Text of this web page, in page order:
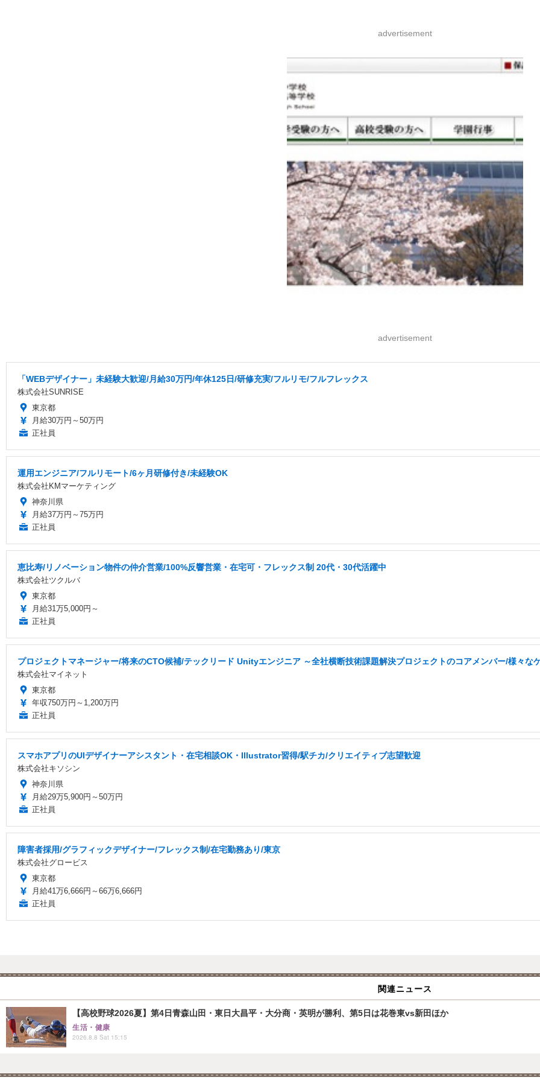
advertisement
advertisement
「WEBデザイナー」未経験大歓迎/月給30万円/年休125日/研修充実/フルリモ/フルフレックス
株式会社SUNRISE
東京都
月給30万円～50万円
正社員
運用エンジニア/フルリモート/6ヶ月研修付き/未経験OK
株式会社KMマーケティング
神奈川県
月給37万円～75万円
正社員
恵比寿/リノベーション物件の仲介営業/100%反響営業・在宅可・フレックス制 20代・30代活躍中
株式会社ツクルバ
東京都
月給31万5,000円～
正社員
プロジェクトマネージャー/将来のCTO候補/テックリード Unityエンジニア ～全社横断技術課題解決プロジェクトのコアメンバー/様々な
株式会社マイネット
東京都
年収750万円～1,200万円
正社員
スマホアプリのUIデザイナーアシスタント・在宅相談OK・Illustrator習得/駅チカ/クリエイティブ志望歓迎
株式会社キソシン
神奈川県
月給29万5,900円～50万円
正社員
障害者採用/グラフィックデザイナー/フレックス制/在宅勤務あり/東京
株式会社グロービス
東京都
月給41万6,666円～66万6,666円
正社員
関連ニュース
【高校野球2026夏】第4日青森山田・東日大昌平・大分商・英明が勝利、第5日は花巻東vs新田ほか
生活・健康
2026.8.8 Sat 15:15